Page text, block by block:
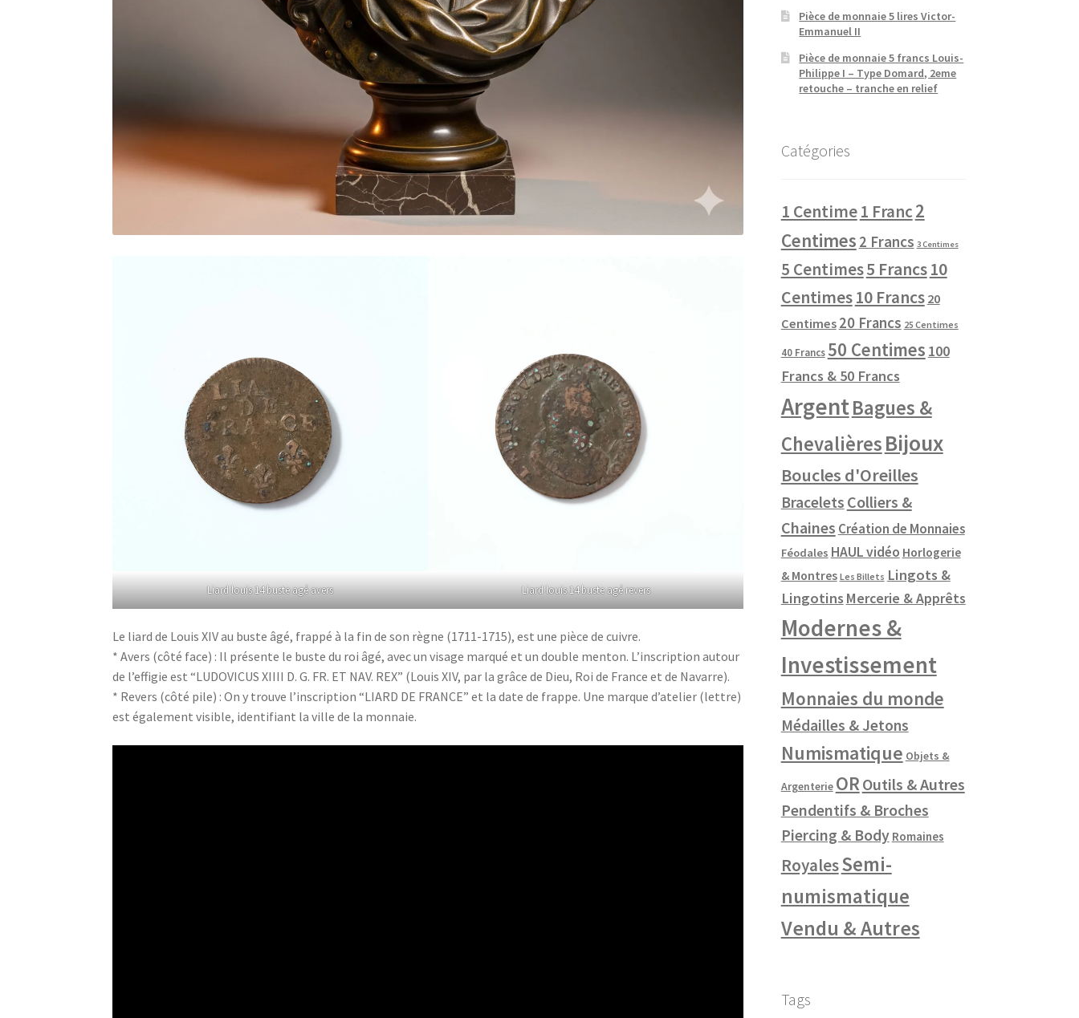
Liard louis 14 buste agé avers Liard louis 14 buste agé revers
Le liard de Louis XIV au buste âgé, frappé à la fin de son règne (1711-1715), est une pièce de cuivre.
* Avers (côté face) : Il présente le buste du roi âgé, avec un visage marqué et un double menton. L’inscription autour
de l’effigie est “LUDOVICUS XIIII D. G. FR. ET NAV. REX” (Louis XIV, par la grâce de Dieu, Roi de France et de Navarre).
* Revers (côté pile) : On y trouve l’inscription “LIARD DE FRANCE” et la date de frappe. Une marque d’atelier (lettre)
est également visible, identifiant la ville de la monnaie.
Pièce de monnaie 5 lires Victor-
Emmanuel II
Pièce de monnaie 5 francs Louis-
Philippe I – Type Domard, 2eme
retouche – tranche en relief
Catégories
1 Centime1 Franc2
Centimes 2 Francs 3 Centimes
5 Centimes5 Francs10
Centimes10 Francs 20
Centimes 20 Francs 25 Centimes
40 Francs 50 Centimes 100
Francs & 50 Francs
ArgentBagues &
ChevalièresBijoux
Boucles d'Oreilles
Bracelets Colliers &
Chaines Création de Monnaies
Féodales HAUL vidéo Horlogerie
& Montres Les Billets Lingots &
Lingotins Mercerie & Apprêts
Modernes &
Investissement
Monnaies du monde
Médailles & Jetons
Numismatique Objets &
Argenterie OR Outils & Autres
Pendentifs & Broches
Piercing & Body Romaines
RoyalesSemi-
numismatique
Vendu & Autres
Tags